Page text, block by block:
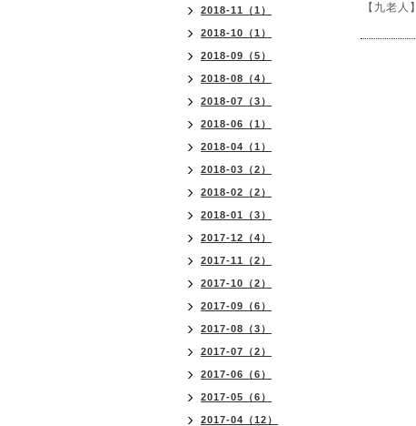
【九老人】
2018-11（1）
2018-10（1）
2018-09（5）
2018-08（4）
2018-07（3）
2018-06（1）
2018-04（1）
2018-03（2）
2018-02（2）
2018-01（3）
2017-12（4）
2017-11（2）
2017-10（2）
2017-09（6）
2017-08（3）
2017-07（2）
2017-06（6）
2017-05（6）
2017-04（12）